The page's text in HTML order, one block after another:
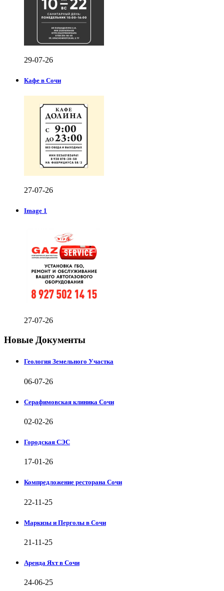
29-07-26
Кафе в Сочи
27-07-26
Image 1
27-07-26
Новые Документы
Геология Земельного Участка
06-07-26
Серафимовская клиника Сочи
02-02-26
Городская СЭС
17-01-26
Компредложение ресторана Сочи
22-11-25
Маркизы и Перголы в Сочи
21-11-25
Аренда Яхт в Сочи
24-06-25